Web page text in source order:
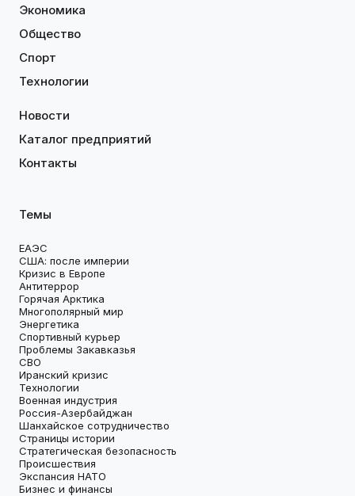
Экономика
Общество
Спорт
Технологии
Новости
Каталог предприятий
Контакты
Темы
ЕАЭС
США: после империи
Кризис в Европе
Антитеррор
Горячая Арктика
Многополярный мир
Энергетика
Спортивный курьер
Проблемы Закавказья
СВО
Иранский кризис
Технологии
Военная индустрия
Россия-Азербайджан
Шанхайское сотрудничество
Страницы истории
Стратегическая безопасность
Происшествия
Экспансия НАТО
Бизнес и финансы